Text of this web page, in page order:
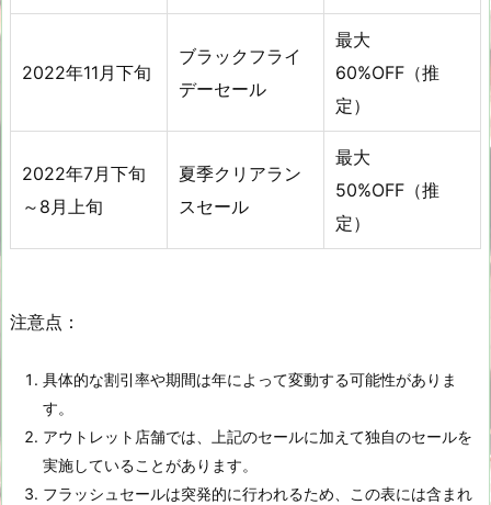
2022年11月下旬
ブラックフライ
デーセール
最大
60%OFF（推
定）
2022年7月下旬
～8月上旬
夏季クリアラン
スセール
最大
50%OFF（推
定）
注意点：
具体的な割引率や期間は年によって変動する可能性がありま
す。
アウトレット店舗では、上記のセールに加えて独自のセールを
実施していることがあります。
フラッシュセールは突発的に行われるため、この表には含まれ